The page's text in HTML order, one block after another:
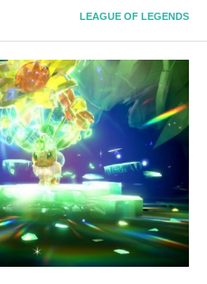
LEAGUE OF LEGENDS